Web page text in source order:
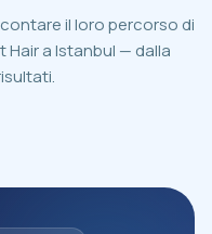
il loro percorso di
a Istanbul — dalla